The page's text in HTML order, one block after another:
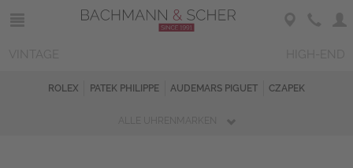
ROLEX PATEK PHILIPPE AUDEMARS PIGUET CZAPEK